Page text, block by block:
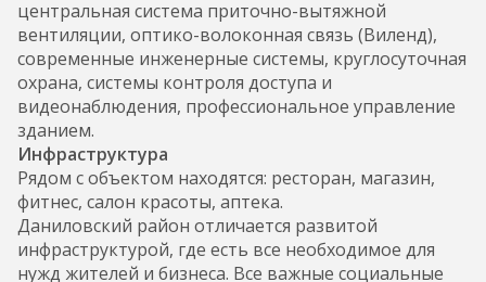
центральная система приточно-вытяжной
вентиляции, оптико-волоконная связь (Виленд),
современные инженерные системы, круглосуточная
охрана, системы контроля доступа и
видеонаблюдения, профессиональное управление
зданием.
Инфраструктура
Рядом с объектом находятся: ресторан, магазин,
фитнес, салон красоты, аптека.
Даниловский район отличается развитой
инфраструктурой, где есть все необходимое для
нужд жителей и бизнеса. Все важные социальные